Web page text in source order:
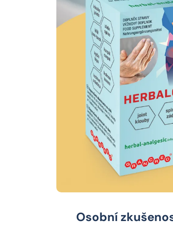
Osobní